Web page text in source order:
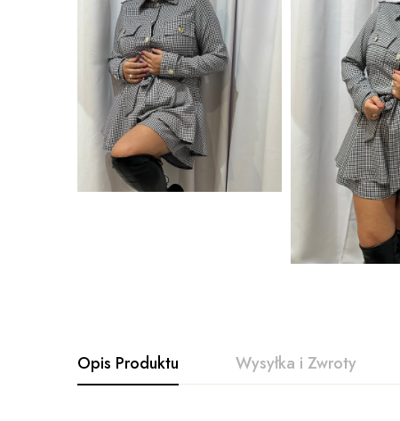
Opis Produktu Wysyłka i Zwroty